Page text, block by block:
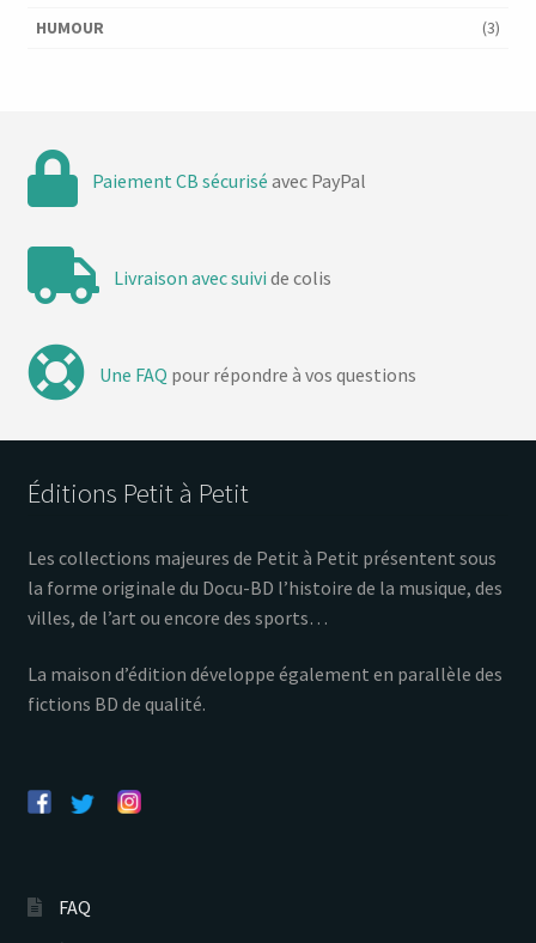
HUMOUR
(3)
Paiement CB sécurisé avec PayPal
Livraison avec suivi de colis
Une FAQ pour répondre à vos questions
Éditions Petit à Petit
Les collections majeures de Petit à Petit présentent sous
la forme originale du Docu-BD l’histoire de la musique, des
villes, de l’art ou encore des sports…
La maison d’édition développe également en parallèle des
fictions BD de qualité.
FAQ